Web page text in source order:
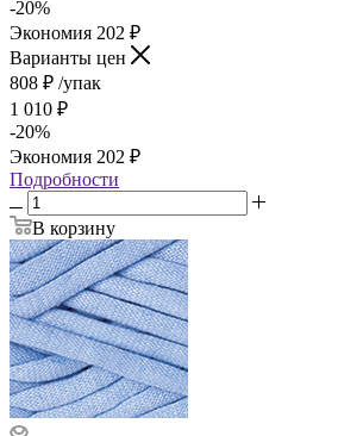
-20%
Экономия 202 ₽
Варианты цен
808 ₽ /упак
1 010 ₽
-20%
Экономия 202 ₽
Подробности
В корзину